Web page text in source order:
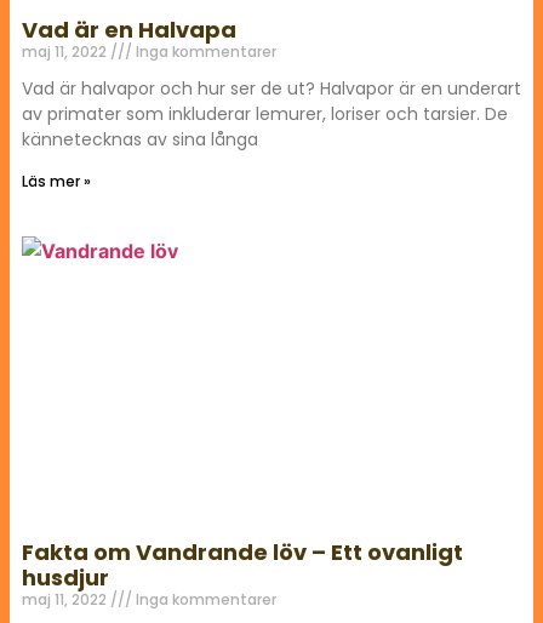
Vad är en Halvapa
maj 11, 2022 Inga kommentarer
Vad är halvapor och hur ser de ut? Halvapor är en underart
av primater som inkluderar lemurer, loriser och tarsier. De
kännetecknas av sina långa
Läs mer »
Fakta om Vandrande löv – Ett ovanligt
husdjur
maj 11, 2022 Inga kommentarer